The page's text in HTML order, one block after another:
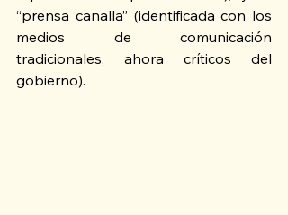
“prensa canalla” (identificada con los
medios de comunicación
tradicionales, ahora críticos del
gobierno).